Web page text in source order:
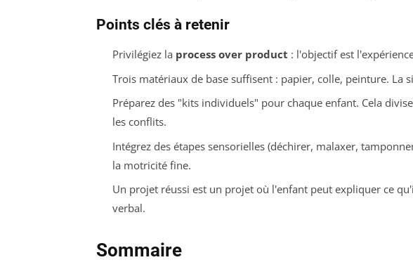
Points clés à retenir
Privilégiez la process over product : l'objectif est
Trois matériaux de base suffisent : papier, colle, peinture. La
Préparez des "kits individuels" pour chaque enfant. Cela
les conflits.
Intégrez des étapes sensorielles (déchirer, malaxer,
la motricité fine.
Un projet réussi est un projet où l'enfant peut expliquer ce
verbal.
Sommaire